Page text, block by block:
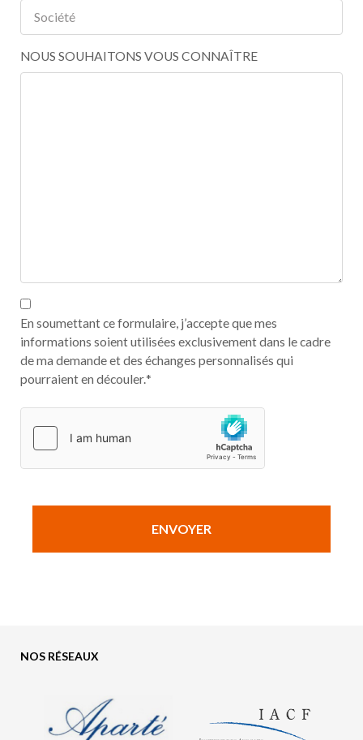
NOUS SOUHAITONS VOUS CONNAÎTRE
En soumettant ce formulaire, j’accepte que mes
informations soient utilisées exclusivement dans le cadre
de ma demande et des échanges personnalisés qui
pourraient en découler.*
NOS RÉSEAUX